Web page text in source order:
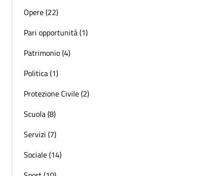
Opere (22)
Pari opportunità (1)
Patrimonio (4)
Politica (1)
Protezione Civile (2)
Scuola (8)
Servizi (7)
Sociale (14)